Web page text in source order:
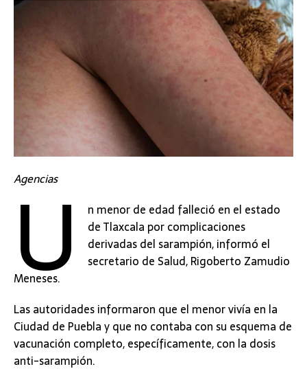
Agencias
U
n menor de edad falleció en el estado
de Tlaxcala por complicaciones
derivadas del sarampión, informó el
secretario de Salud, Rigoberto Zamudio
Meneses.
Las autoridades informaron que el menor vivía en la
Ciudad de Puebla y que no contaba con su esquema de
vacunación completo, específicamente, con la dosis
anti-sarampión.